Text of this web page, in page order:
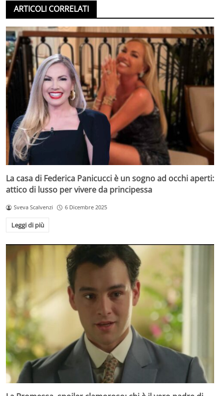
ARTICOLI CORRELATI
La casa di Federica Panicucci è un sogno ad occhi aperti:
attico di lusso per vivere da principessa
Sveva Scalvenzi 6 Dicembre 2025
Leggi di più